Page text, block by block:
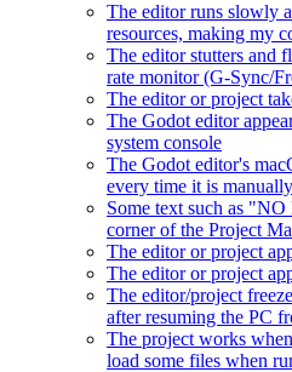
The editor runs slowly
resources, making my
The editor stutters and
rate monitor (G-Sync/
The editor or project
The Godot editor
system console
The Godot editor's
every time it is
Some text such as
corner of the Project
The editor or project
The editor or project
The editor/project
after resuming the PC
The project works
load some files when